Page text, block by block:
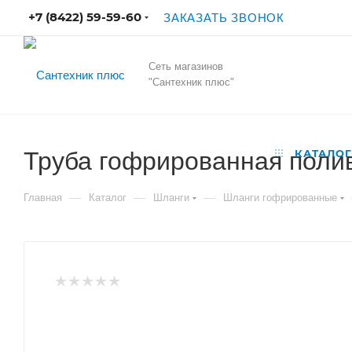
+7 (8422) 59-59-60 ЗАКАЗАТЬ ЗВОНОК
Сеть магазинов
"Сантехник плюс"
КАТАЛОГ
Труба гофрированная
Главная — Каталог — Шланги — Шланги гофрированные